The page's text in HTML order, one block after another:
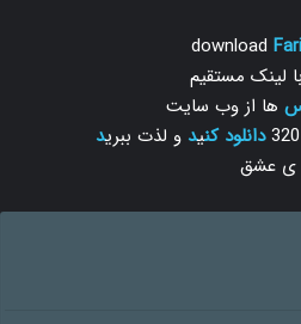
download
با لینک مستقیم
ها از وب سایت
دانلود کنید و لذت ببرید